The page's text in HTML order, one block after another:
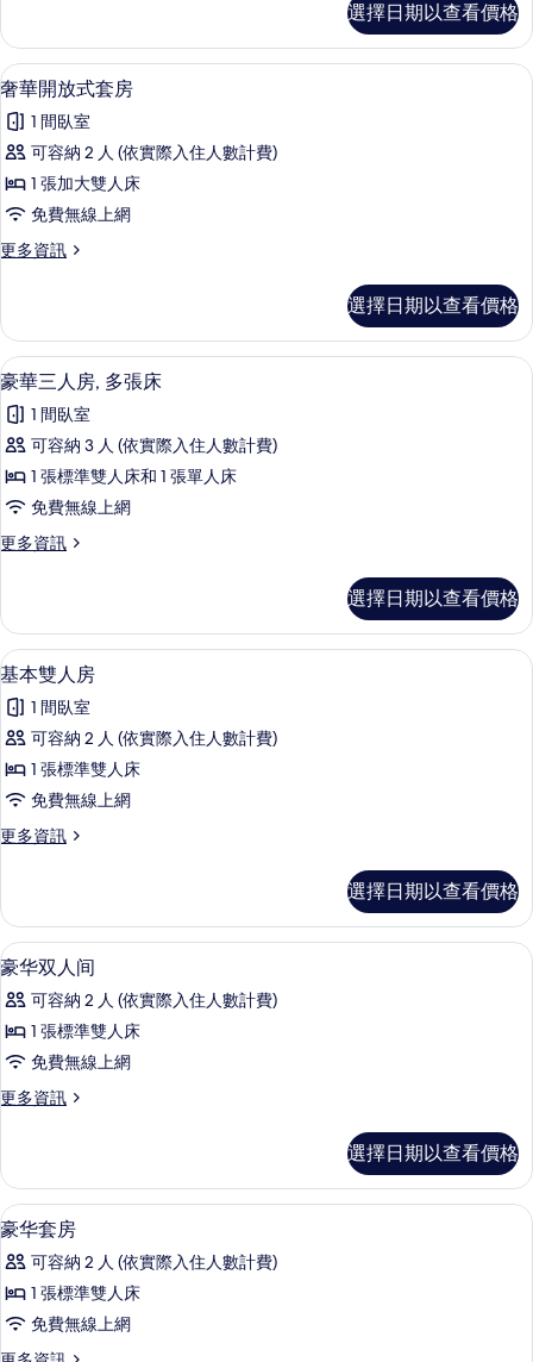
張
標
準
雙
人
床
的
所
片
雙
床
房,
張
標
雙
人
的
選擇日期以查看價格
顯
示
奢
華
開
式
房
的
所
有
相
片
奢華開放式套房 | 免費無線上網、床單
4
奢華開放式套房
1 間臥室
可容納 2 人 (依實際入住人數計費)
1 張加大雙人床
免費無線上網
更多資訊
更
開
放
式
房
的
情
選擇日期以查看價格
顯
示
豪
華
三
房,
張
床
的
所
有
相
片
豪華三人房, 多張床 | 免費無線上網、
3
豪華三人房, 多張床
1 間臥室
可容納 3 人 (依實際入住人數計費)
1 張標準雙人床和 1 張單人床
免費無線上網
更多資訊
更
三
人
房,
張
床
詳
情
選擇日期以查看價格
顯
示
基
本
雙
房
所
有
相
片
1
基本雙人房
1 間臥室
可容納 2 人 (依實際入住人數計費)
1 張標準雙人床
免費無線上網
更多資訊
更
雙
人
房
詳
情
選擇日期以查看價格
顯
示
豪
华
人
的
所
有
相
片
8
豪华双人间
可容納 2 人 (依實際入住人數計費)
1 張標準雙人床
免費無線上網
更多資訊
更
双
人
间
詳
情
選擇日期以查看價格
顯
示
豪
华
7
豪华套房
可容納 2 人 (依實際入住人數計費)
1 張標準雙人床
免費無線上網